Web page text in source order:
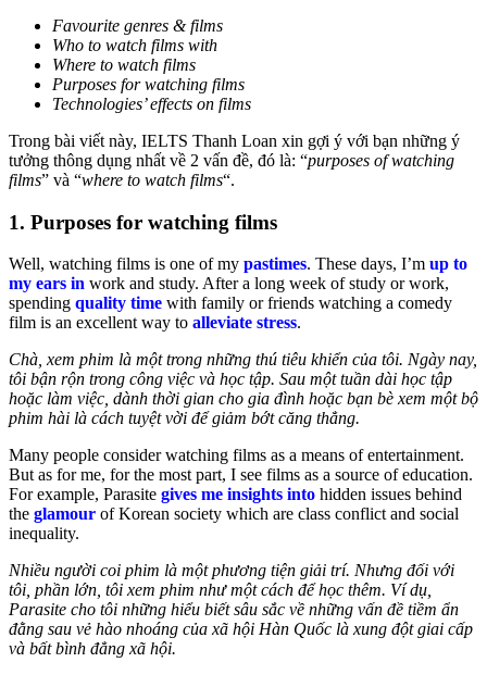
Favourite genres & films
Who to watch films with
Where to watch films
Purposes for watching films
Technologies’ effects on films
Trong bài viết này, IELTS Thanh Loan xin gợi ý với bạn những ý
tưởng thông dụng nhất về 2 vấn đề, đó là: “purposes of watching
films” và “where to watch films“.
1. Purposes for watching films
Well, watching films is one of my pastimes. These days, I’m up to
my ears in work and study. After a long week of study or work,
spending quality time with family or friends watching a comedy
film is an excellent way to alleviate stress.
Chà, xem phim là một trong những thú tiêu khiển của tôi. Ngày nay,
tôi bận rộn trong công việc và học tập. Sau một tuần dài học tập
hoặc làm việc, dành thời gian cho gia đình hoặc bạn bè xem một bộ
phim hài là cách tuyệt vời để giảm bớt căng thẳng.
Many people consider watching films as a means of entertainment.
But as for me, for the most part, I see films as a source of education.
For example, Parasite gives me insights into hidden issues behind
the glamour of Korean society which are class conflict and social
inequality.
Nhiều người coi phim là một phương tiện giải trí. Nhưng đối với
tôi, phần lớn, tôi xem phim như mộtcách để học thêm. Ví dụ,
Parasite cho tôi những hiểu biết sâu sắc về những vấn đề tiềm ẩn
đằng sau vẻ hào nhoáng của xã hội Hàn Quốc là xung đột giai cấp
và bất bình đẳng xã hội.